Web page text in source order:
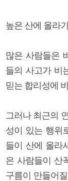
높은 산에 올라
많은 사람들은
들의 사고가 비
믿는 합리성에
그러나 최근의
성이 있는 행위
들이 산에 올라
은 사람들이 산
구름이 만들어